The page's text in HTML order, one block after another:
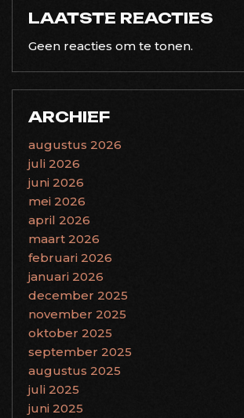
LAATSTE REACTIES
Geen reacties om te tonen.
ARCHIEF
augustus 2026
juli 2026
juni 2026
mei 2026
april 2026
maart 2026
februari 2026
januari 2026
december 2025
november 2025
oktober 2025
september 2025
augustus 2025
juli 2025
juni 2025